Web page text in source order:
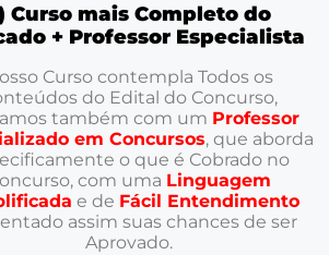
Curso mais Completo do
+ Professor Especialista
Curso contempla Todos os
do Edital do Concurso,
também com um Professor
em Concursos, que aborda
o que é Cobrado no
com uma Linguagem
e de Fácil Entendimento
assim suas chances de ser
Aprovado.